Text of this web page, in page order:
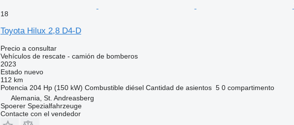
18
Toyota Hilux 2,8 D4-D
Precio a consultar
Vehículos de rescate - camión de bomberos
2023
Estadonuevo
112 km
Potencia 204 Hp (150 kW) Combustible diésel Cantidad de asientos 5 0 compartimento
Alemania, St. Andreasberg
Spoerer Spezialfahrzeuge
Contacte con el vendedor